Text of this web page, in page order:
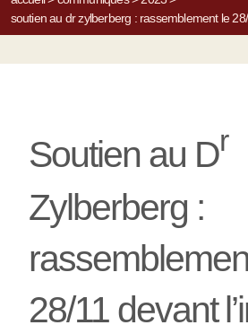
soutien au dr zylberberg : rassemblement le
Soutien au Dr
Zylberberg :
28/11 devant